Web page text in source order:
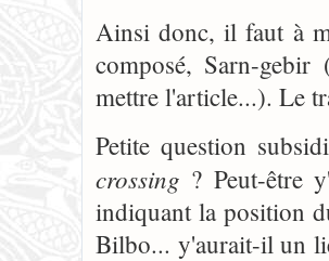
Ainsi donc, il faut à
composé, Sarn-
mettre l'article...). Le
Petite question
crossing ? Peut-être
indiquant la position
Bilbo... y'aurait-il un